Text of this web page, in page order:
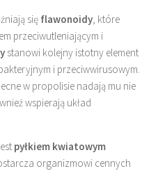
się flawonoidy, które
przeciwutleniającym i
stanowi kolejny istotny element
i przeciwwirusowym.
w propolisie nadają mu nie
wspierają układ
pyłkiem kwiatowym
organizmowi cennych